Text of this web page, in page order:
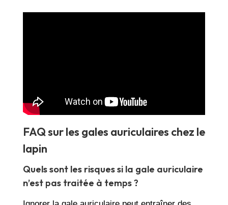
FAQ sur les gales auriculaires chez le
lapin
Quels sont les risques si la gale auriculaire
n’est pas traitée à temps ?